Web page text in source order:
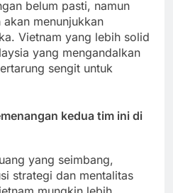
belum pasti, namun
menunjukkan
Vietnam yang lebih solid
yang mengandalkan
sengit untuk
kedua tim ini di
yang seimbang,
strategi dan mentalitas